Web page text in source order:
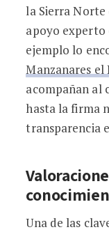
la Sierra Norte
apoyo experto
ejemplo lo
Manzanares el
acompañan al
hasta la firma
transparencia
Una de las